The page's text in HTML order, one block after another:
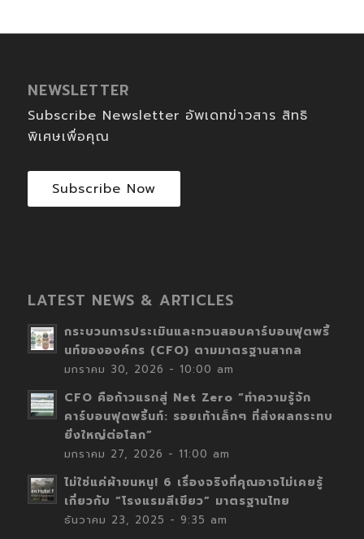
NEWSLETTER
Subscribe Newsletter อัพเดทข่าวสาร สิทธิ
พิเศษเพื่อคุณ
Subscribe Now
LATEST NEWS & ARTICLES
กระบวนการประเมินและทวนสอบคาร์บอนฟุตพริ้
นท์ขององค์กร (CFO) ตามมาตรฐานสากล
มกราคม 30, 2026 - 10:00 am
CFO คือก้าวแรกสู่ Net Zero “ทำความรู้จัก
คาร์บอนฟุตพริ้นท์: รอยเท้าเล็กๆ ที่ส่งผลกระทบ
ยิ่งใหญ่ต่อโลก”
มกราคม 27, 2026 - 11:00 am
ไม่ใช่แค่ผ้าขนหนู! 6 เรื่องจริงที่คุณอาจไม่เคยรู้
เกี่ยวกับ “โรงแรมสีเขียว” มาตรฐานไทย
ธันวาคม 23, 2025 - 9:35 am